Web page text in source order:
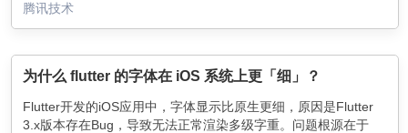
腾讯技术
为什么 flutter 的字体在 iOS 系统上更「细」？
Flutter开发的iOS应用中，字体显示比原生更细，原因是Flutter
3.x版本存在Bug，导致无法正常渲染多级字重。问题根源在于